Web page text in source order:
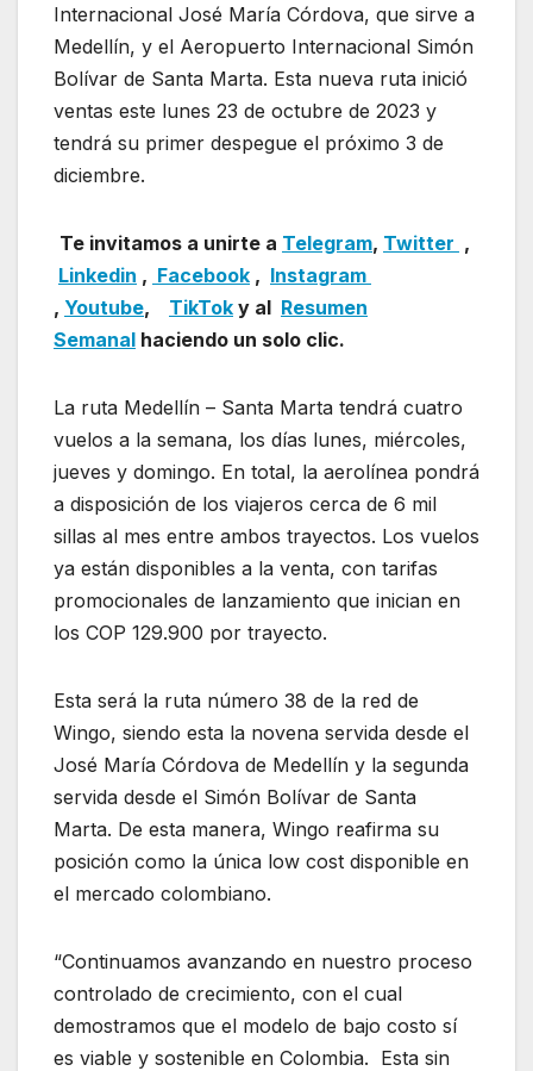
Internacional José María Córdova, que sirve a
Medellín, y el Aeropuerto Internacional Simón
Bolívar de Santa Marta. Esta nueva ruta inició
ventas este lunes 23 de octubre de 2023 y
tendrá su primer despegue el próximo 3 de
diciembre.
Te invitamos a unirte a Telegram, Twitter ,
Linkedin , Facebook , Instagram
, Youtube, TikTok y al Resumen
Semanal haciendo un solo clic.
La ruta Medellín – Santa Marta tendrá cuatro
vuelos a la semana, los días lunes, miércoles,
jueves y domingo. En total, la aerolínea pondrá
a disposición de los viajeros cerca de 6 mil
sillas al mes entre ambos trayectos. Los vuelos
ya están disponibles a la venta, con tarifas
promocionales de lanzamiento que inician en
los COP 129.900 por trayecto.
Esta será la ruta número 38 de la red de
Wingo, siendo esta la novena servida desde el
José María Córdova de Medellín y la segunda
servida desde el Simón Bolívar de Santa
Marta. De esta manera, Wingo reafirma su
posición como la única low cost disponible en
el mercado colombiano.
“Continuamos avanzando en nuestro proceso
controlado de crecimiento, con el cual
demostramos que el modelo de bajo costo sí
es viable y sostenible en Colombia. Esta sin